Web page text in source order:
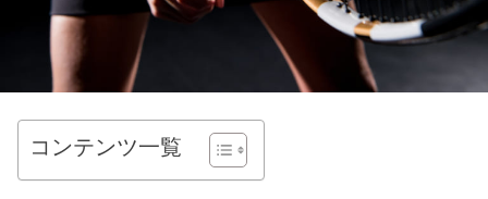
コンテンツ一覧